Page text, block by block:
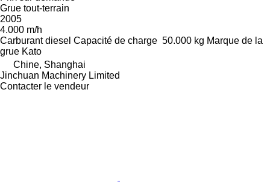
Grue tout-terrain
2005
4.000 m/h
Carburant diesel Capacité de charge 50.000 kg Marque de la
grue Kato
Chine, Shanghai
Jinchuan Machinery Limited
Contacter le vendeur